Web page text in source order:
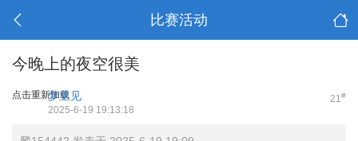
比赛活动
今晚上的夜空很美
点击重新加载 21#
梦里见
2025-6-19 19:13:18